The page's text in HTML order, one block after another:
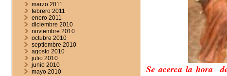
marzo 2011
febrero 2011
enero 2011
diciembre 2010
noviembre 2010
octubre 2010
septiembre 2010
agosto 2010
julio 2010
junio 2010
mayo 2010
Se acerca la hora